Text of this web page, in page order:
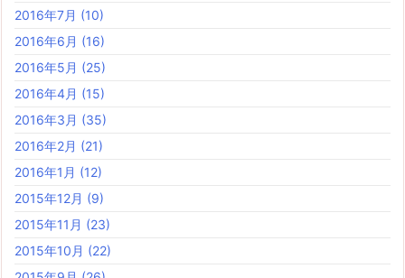
2016年7月 (10)
2016年6月 (16)
2016年5月 (25)
2016年4月 (15)
2016年3月 (35)
2016年2月 (21)
2016年1月 (12)
2015年12月 (9)
2015年11月 (23)
2015年10月 (22)